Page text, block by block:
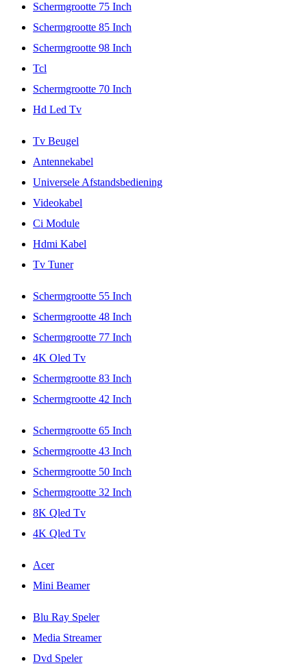
Schermgrootte 75 Inch
Schermgrootte 85 Inch
Schermgrootte 98 Inch
Tcl
Schermgrootte 70 Inch
Hd Led Tv
Tv Beugel
Antennekabel
Universele Afstandsbediening
Videokabel
Ci Module
Hdmi Kabel
Tv Tuner
Schermgrootte 55 Inch
Schermgrootte 48 Inch
Schermgrootte 77 Inch
4K Oled Tv
Schermgrootte 83 Inch
Schermgrootte 42 Inch
Schermgrootte 65 Inch
Schermgrootte 43 Inch
Schermgrootte 50 Inch
Schermgrootte 32 Inch
8K Qled Tv
4K Qled Tv
Acer
Mini Beamer
Blu Ray Speler
Media Streamer
Dvd Speler